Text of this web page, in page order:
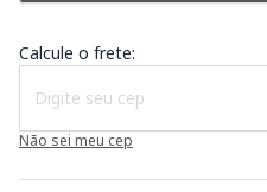
Calcule o frete:
Não sei meu cep